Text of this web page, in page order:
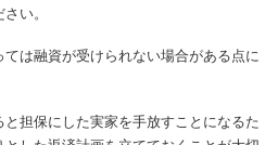
い。
は融資が受けられない場合がある点に
担保にした実家を手放すことになるた